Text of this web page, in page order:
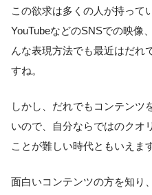
この欲求は多くの人が持って
YouTubeなどのSNSでの映像
んな表現方法でも最近はだれ
すね。
しかし、だれでもコンテンツ
いので、自分ならではのクオ
ことが難しい時代ともいえます
面白いコンテンツの方を知り